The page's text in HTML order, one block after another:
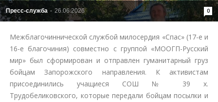
Пресс-служба - 26.06.2026 0
Межблагочиннической службой милосердия «Спас» (17-е и
16-е благочиния) совместно с группой «МООГП-Русский
мир» был сформирован и отправлен гуманитарный груз
бойцам Запорожского направления. К активистам
присоединились учащиеся СОШ № 39 х.
Трудобеликовского, которые передали бойцам посылки и